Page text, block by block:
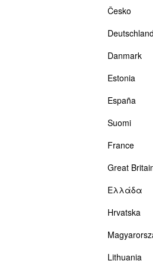
Česko
Deutschland
Danmark
Estonia
España
Suomi
France
Great
Ελλάδα
Hrvatska
Lithuania